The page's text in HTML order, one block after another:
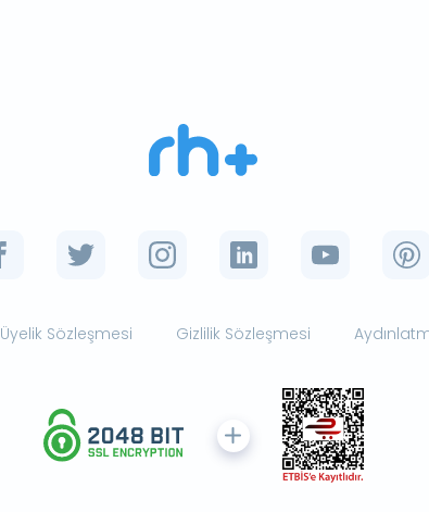
Üyelik Sözleşmesi Gizlilik Sözleşmesi